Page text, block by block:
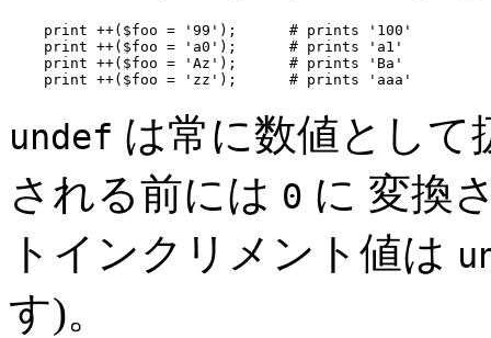
    print ++($foo = '99');      # prints '100'
    print ++($foo = 'a0');      # prints 'a1'
    print ++($foo = 'Az');      # prints 'Ba'
    print ++($foo = 'zz');      # prints 'aaa'
undef は常に数値として
される前には 0 に 変換
トインクリメント値は
す)。